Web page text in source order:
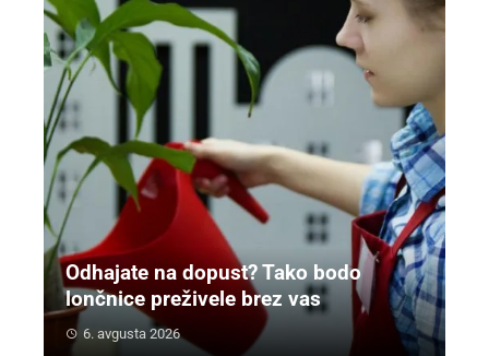
Odhajate na dopust? Tako bodo
lončnice preživele brez vas
6. avgusta 2026